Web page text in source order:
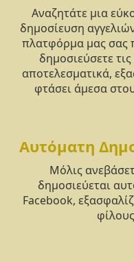
Αναζητάτε μια
δημοσίευση
πλατφόρμα μας σας
δημοσιεύσετε
αποτελεσματικά,
φτάσει άμεσα
Αυτόματη
Μόλις
δημοσιεύεται
Facebook,